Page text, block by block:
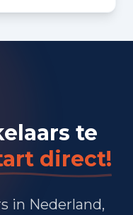
27.830
18.985
340
te
direct!
in Nederland,